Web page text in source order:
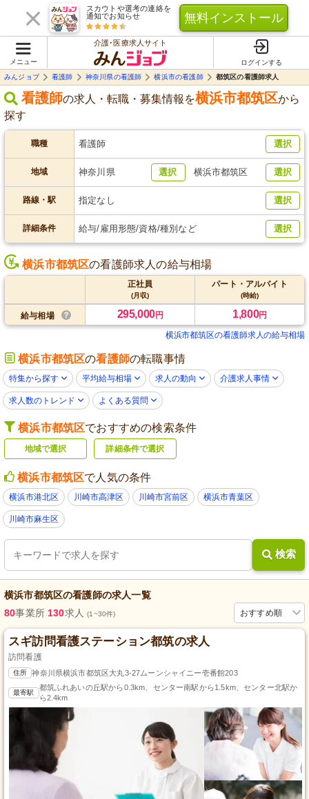
スカウトや選考の連絡を
通知でお知らせ
無料インストール
メニュー
介護･医療求人サイト
ログインする
みんジョブ
看護師 神奈川県の看護師 横浜市の看護師 都筑区の看護師求人
看護師の求人・転職・募集情報を横浜市都筑区から
探す
職種 看護師 選択
地域 神奈川県 選択 横浜市都筑区 選択
路線・駅 指定なし 選択
詳細条件 給与/雇用形態/資格/種別など 選択
横浜市都筑区の看護師求人の給与相場
正社員
(月収)
パート・アルバイト
(時給)
給与相場 295,000円 1,800円
横浜市都筑区の看護師求人の給与相場
横浜市都筑区の看護師の転職事情
特集から探す 平均給与相場 求人の動向 介護求人事情
求人数のトレンド よくある質問
横浜市都筑区でおすすめの検索条件
地域で選択 詳細条件で選択
横浜市都筑区で人気の条件
横浜市港北区 川崎市高津区 川崎市宮前区 横浜市青葉区
川崎市麻生区
検索
横浜市都筑区の看護師の求人一覧
おすすめ順
80事業所 130求人(1~30件)
スギ訪問看護ステーション都筑の求人
訪問看護
住所 神奈川県横浜市都筑区大丸3-27ムーンシャイニー壱番館203
最寄駅
都筑ふれあいの丘駅から0.3km、センター南駅から1.5km、センター北駅か
ら2.4km